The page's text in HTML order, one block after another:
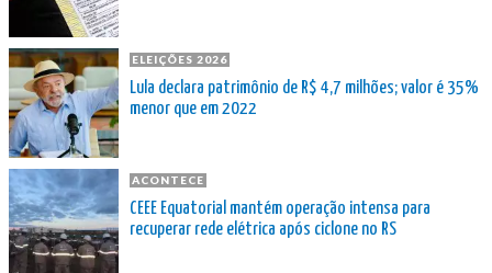
ELEIÇÕES 2026
Lula declara patrimônio de R$ 4,7 milhões; valor é 35%
menor que em 2022
ACONTECE
CEEE Equatorial mantém operação intensa para
recuperar rede elétrica após ciclone no RS